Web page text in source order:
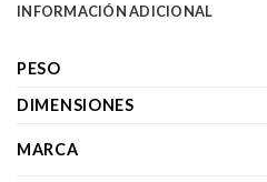
INFORMACIÓN ADICIONAL
PESO
DIMENSIONES
MARCA